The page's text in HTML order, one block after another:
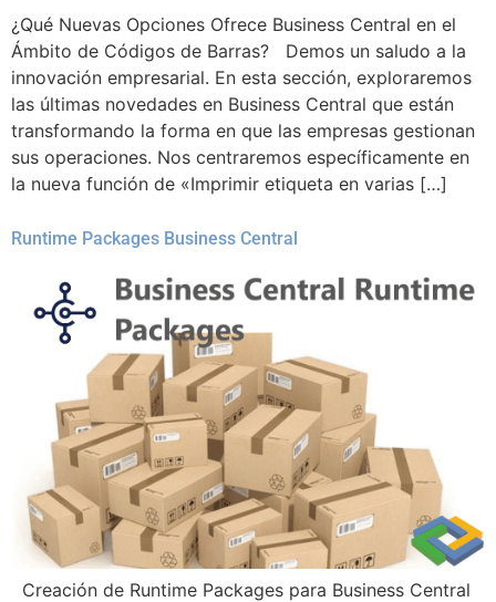
¿Qué Nuevas Opciones Ofrece Business Central en el
Ámbito de Códigos de Barras? Demos un saludo a la
innovación empresarial. En esta sección, exploraremos
las últimas novedades en Business Central que están
transformando la forma en que las empresas gestionan
sus operaciones. Nos centraremos específicamente en
la nueva función de «Imprimir etiqueta en varias […]
Runtime Packages Business Central
Creación de Runtime Packages para Business Central